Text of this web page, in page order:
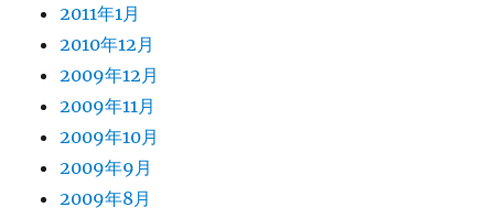
2011年1月
2010年12月
2009年12月
2009年11月
2009年10月
2009年9月
2009年8月